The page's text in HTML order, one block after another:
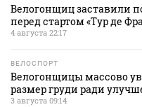
Велогонщиц заставили
перед стартом «Тур де
4 августа 22:17
ВЕЛОСПОРТ
Велогонщицы массово
размер груди ради
3 августа 09:14